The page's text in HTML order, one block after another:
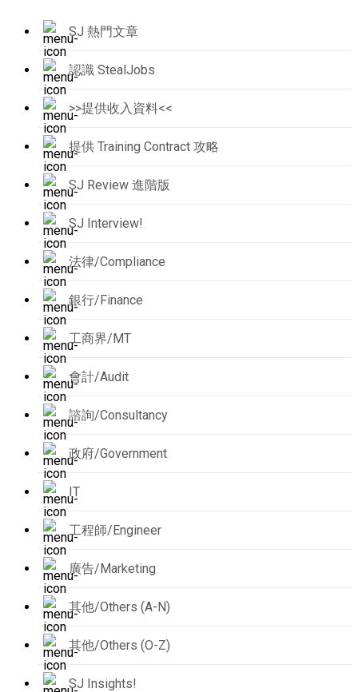
SJ 熱門文章
認識 StealJobs
>>提供收入資料<<
提供 Training Contract 攻略
SJ Review 進階版
SJ Interview!
法律/Compliance
銀行/Finance
工商界/MT
會計/Audit
諮詢/Consultancy
政府/Government
IT
工程師/Engineer
廣告/Marketing
其他/Others (A-N)
其他/Others (O-Z)
SJ Insights!